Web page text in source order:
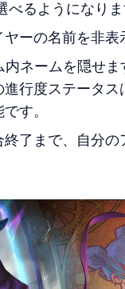
るようになりま
ーの名前を非表
ネームを隠せ
行度ステータ
す。
了まで、自分